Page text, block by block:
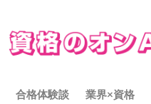
合格体験談 業界×資格